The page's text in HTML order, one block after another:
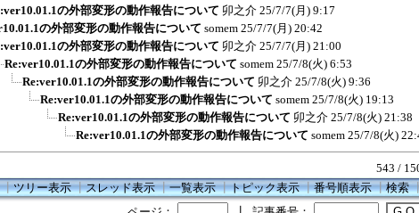
の外部変形の動作報告について 卯之介 25/7/7(月) 9:17
の外部変形の動作報告について somem 25/7/7(月) 20:42
の外部変形の動作報告について 卯之介 25/7/7(月) 21:00
Re:ver10.01.1の外部変形の動作報告について somem 25/7/8(火) 6:53
Re:ver10.01.1の外部変形の動作報告について 卯之介 25/7/8(火) 9:36
Re:ver10.01.1の外部変形の動作報告について somem 25/7/8(火) 19:13
Re:ver10.01.1の外部変形の動作報告について 卯之介 25/7/8(火) 21:38
Re:ver10.01.1の外部変形の動作報告について somem 25/7/8(火)
543 /
┃ツリー表示┃スレッド表示┃一覧表示┃トピック表示┃番号順表示┃検索